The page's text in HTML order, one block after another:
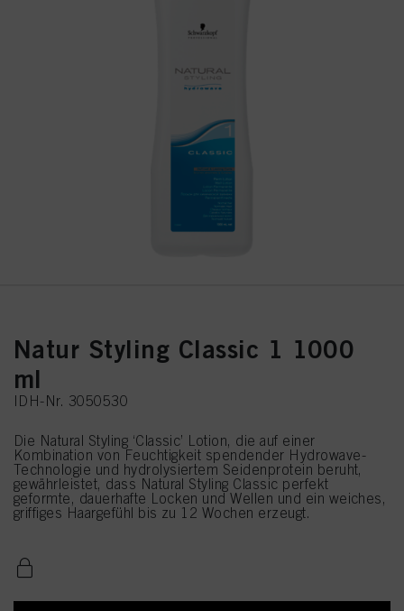
Natur Styling Classic 1 1000
ml
IDH-Nr. 3050530
Die Natural Styling ‘Classic’ Lotion, die auf einer
Kombination von Feuchtigkeit spendender Hydrowave-
Technologie und hydrolysiertem Seidenprotein beruht,
gewährleistet, dass Natural Styling Classic perfekt
geformte, dauerhafte Locken und Wellen und ein weiches,
griffiges Haargefühl bis zu 12 Wochen erzeugt.